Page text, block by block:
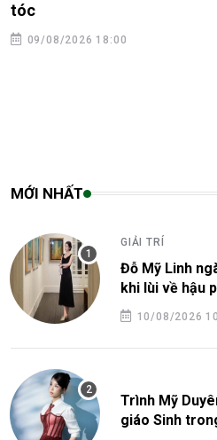
tóc
09/08/2026 18:00
MỚI NHẤT
GIẢI TRÍ
Đỗ Mỹ Linh
khi lùi về hậu
10/08/2026
Trình Mỹ
giáo Sinh